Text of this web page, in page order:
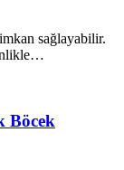
sağlayabilir.
Böcek